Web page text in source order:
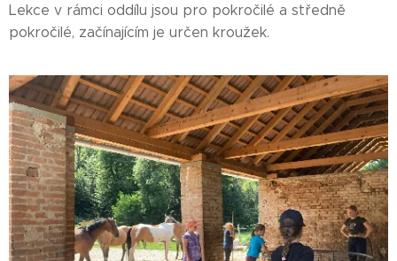
Lekce v rámci oddílu jsou pro pokročilé a středně
pokročilé, začínajícím je určen kroužek.